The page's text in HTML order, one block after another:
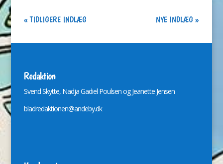
« GAMLE POSTER NÆSTE POSTER »
Redaktion
Svend Skytte, Nadja Gadiel Poulsen og Jeanette Jensen
bladredaktionen@andeby.dk